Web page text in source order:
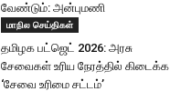
வேண்டும்: அன்புமணி
மாநில செய்திகள்
தமிழக பட்ஜெட் 2026: அரசு
சேவைகள் உரிய நேரத்தில் கிடைக்க
‘சேவை உரிமை சட்டம்’